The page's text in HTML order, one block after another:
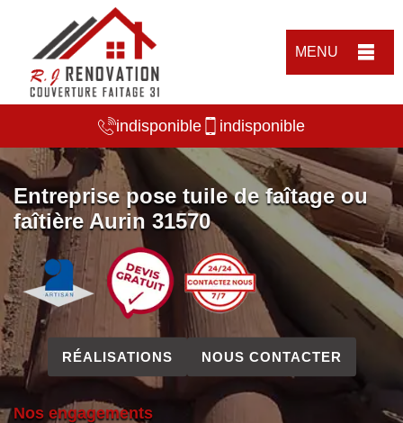
MENU
indisponible indisponible
Entreprise pose tuile de faîtage ou
faîtière Aurin 31570
RÉALISATIONS NOUS CONTACTER
Nos engagements